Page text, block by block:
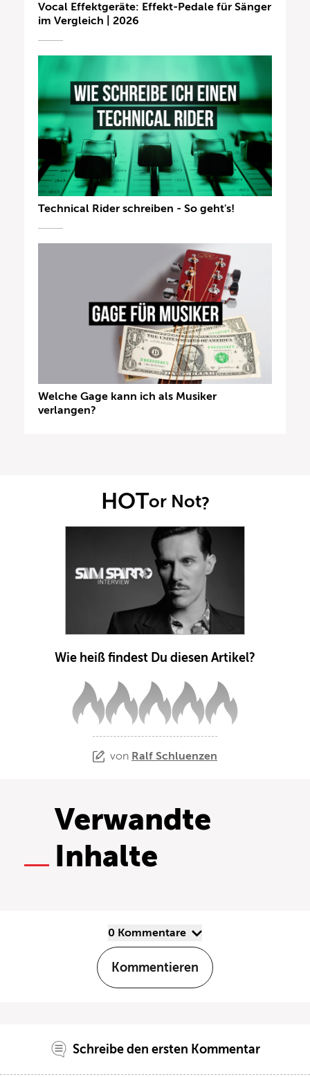
Vocal Effektgeräte: Effekt-Pedale für Sänger
im Vergleich | 2026
Technical Rider schreiben - So geht's!
Welche Gage kann ich als Musiker
verlangen?
HOTor Not?
Wie heiß findest Du diesen Artikel?
von Ralf Schluenzen
Verwandte
Inhalte
0 Kommentare
Kommentieren
Schreibe den ersten Kommentar